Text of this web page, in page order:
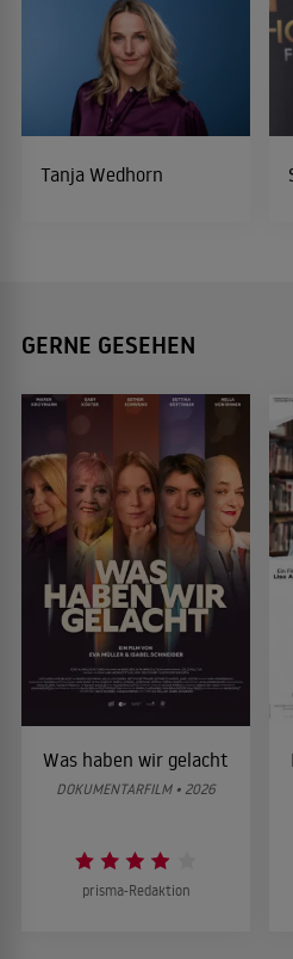
Tanja Wedhorn
GERNE GESEHEN
Was haben wir gelacht
DOKUMENTARFILM • 2026
prisma-Redaktion